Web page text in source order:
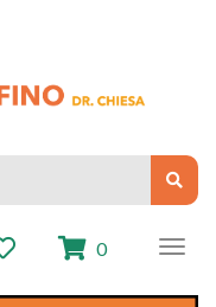
0 prodotti
inseriti